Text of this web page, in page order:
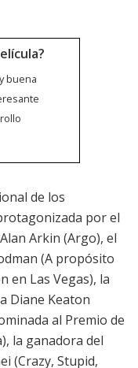
buena
de los
por el
Arkin (Argo), el
(A propósito
en Las Vegas), la
Diane Keaton
al Premio de
la ganadora del
(Crazy, Stupid,